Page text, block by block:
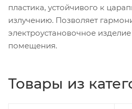
пластика, устойчивого к
излучению. Позволяет
электроустановочное
помещения.
Товары из